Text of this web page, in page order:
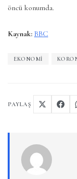
öncü konumda.
Kaynak: BBC
EKONOMI
PAYLAŞ